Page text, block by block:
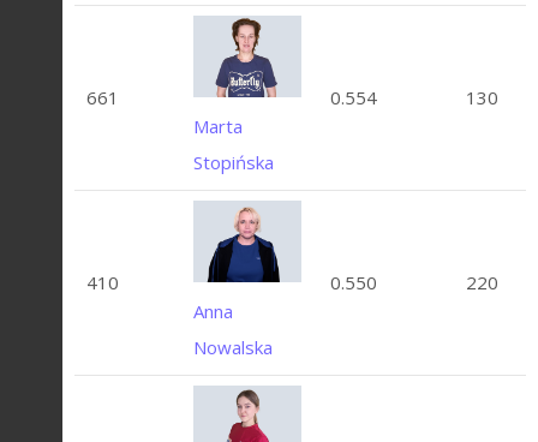
661
Marta
Stopińska
0.554 130
410
Anna
Nowalska
0.550 220